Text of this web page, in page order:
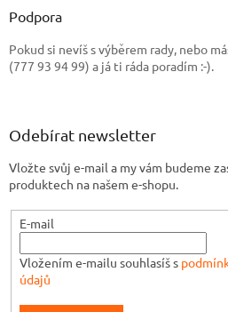
Podpora
Pokud si nevíš s výběrem rady, nebo
(777 93 94 99) a já ti ráda poradím :-).
Odebírat newsletter
Vložte svůj e-mail a my vám budeme
produktech na našem e-shopu.
E-mail
Vložením e-mailu souhlasíš s
údajů